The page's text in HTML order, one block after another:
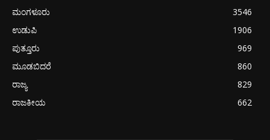
ಮಂಗಳೂರು
3546
ಉಡುಪಿ
1906
ಪುತ್ತೂರು
969
ಮೂಡಬಿದರೆ
860
ರಾಜ್ಯ
829
ರಾಜಕೀಯ
662